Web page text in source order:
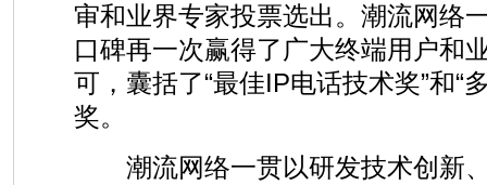
审和业界专家投票选出。潮流网络
口碑再一次赢得了广大终端用户和
可，囊括了“最佳IP电话技术奖”和“
奖。
潮流网络一贯以研发技术创新